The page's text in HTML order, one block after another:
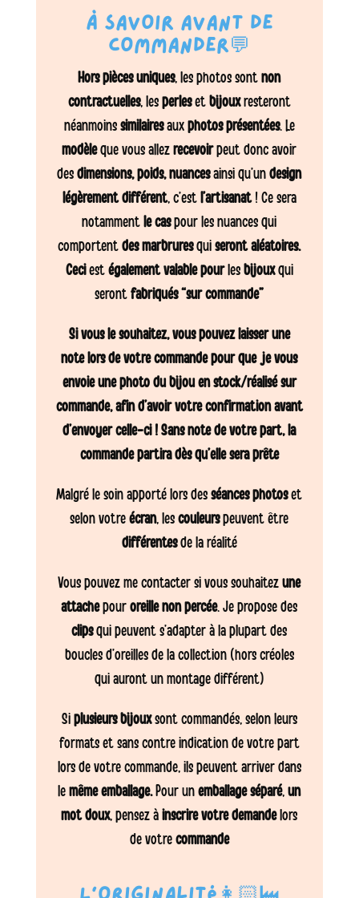
À savoir avant de
commander💬
Hors pièces uniques, les photos sontnon
contractuelles, les perleset bijouxresteront
néanmoins similairesaux photos présentées. Le
modèleque vous allezrecevoirpeut donc avoir
desdimensions, poids, nuancesainsi qu’undesign
légèrement différent, c’est l’artisanat! Ce sera
notammentle caspour les nuances qui
comportentdes marbruresquiseront aléatoires.
Ceciestégalement valable pourles bijouxqui
serontfabriqués “sur commande”
Si vous le souhaitez, vous pouvez laisser une
note lors de votre commande pour que je vous
envoie une photo du bijou en stock/réalisé sur
commande, afin d’avoir votre confirmation avant
d’envoyer celle-ci ! Sans note de votre part, la
commande partira dès qu’elle sera prête
Malgré le soin apporté lors des séances photoset
selon votreécran, lescouleurspeuvent être
différentesde la réalité
Vous pouvez me contacter si vous souhaitezune
attachepouroreille non percée. Je propose des
clipsqui peuvent s’adapter à la plupart des
boucles d’oreilles de la collection (hors créoles
qui auront un montage différent)
Si plusieurs bijouxsont commandés, selon leurs
formats et sans contre indication de votre part
lors de votre commande, ils peuvent arriver dans
lemême emballage.Pour un emballage séparé, un
mot doux, pensez àinscrire votre demandelors
de votrecommande